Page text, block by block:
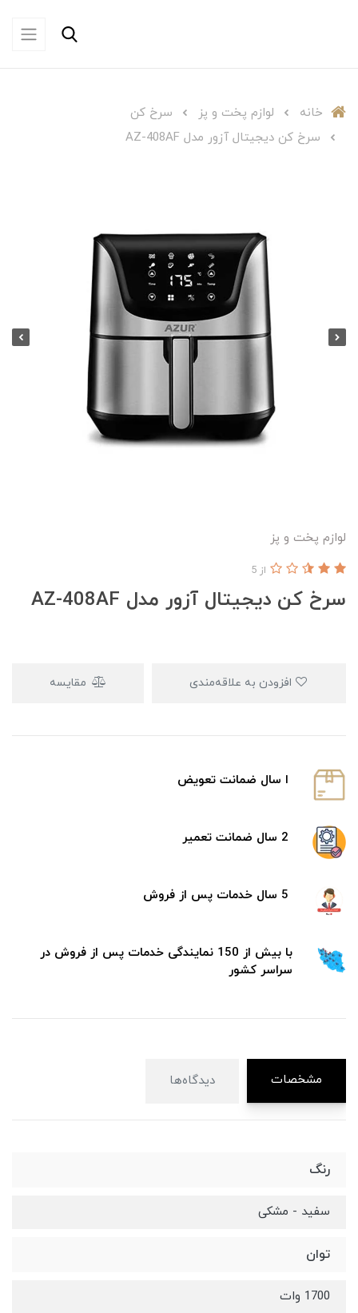
خانه لوازم پخت و پز
سرخ کن
سرخ کن دیجیتال آزور مدل AZ-408AF
لوازم پخت و پز
سرخ کن دیجیتال آزور مدل AZ-408AF
از 5
مقایسه
ا سال ضمانت تعویض
2 سال ضمانت تعمیر
5 سال خدمات پس از فروش
با بیش از 150 نمایندگی خدمات پس از فروش در
سراسر کشور
مشخصات دیدگاه‌ها
رنگ
سفید - مشکی
توان
1700 وات